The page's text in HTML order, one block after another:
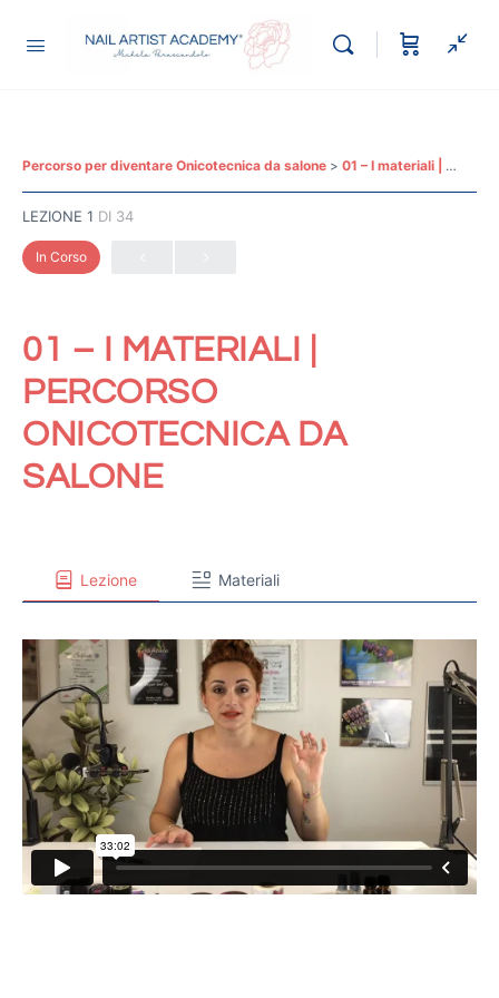
Percorso per diventare Onicotecnica da salone 01 – I materiali | Percorso Onicotecnica da salone
LEZIONE 1 DI 34
In Corso
01 – I MATERIALI |
PERCORSO
ONICOTECNICA DA
SALONE
Lezione Materiali